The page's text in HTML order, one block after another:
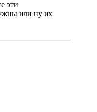
эти
или ну их